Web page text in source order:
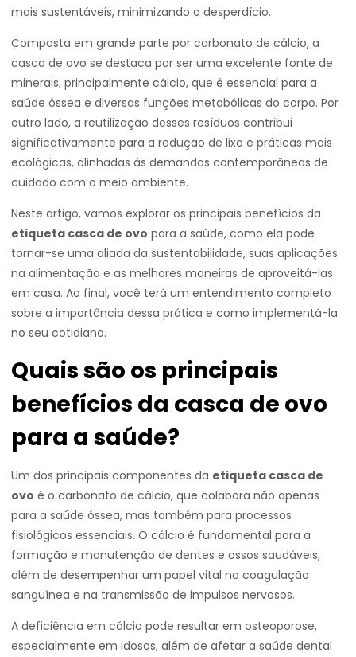
mais sustentáveis, minimizando o desperdício.
Composta em grande parte por carbonato de cálcio, a
casca de ovo se destaca por ser uma excelente fonte de
minerais, principalmente cálcio, que é essencial para a
saúde óssea e diversas funções metabólicas do corpo. Por
outro lado, a reutilização desses resíduos contribui
significativamente para a redução de lixo e práticas mais
ecológicas, alinhadas às demandas contemporâneas de
cuidado com o meio ambiente.
Neste artigo, vamos explorar os principais benefícios da
etiqueta casca de ovo para a saúde, como ela pode
tornar-se uma aliada da sustentabilidade, suas aplicações
na alimentação e as melhores maneiras de aproveitá-las
em casa. Ao final, você terá um entendimento completo
sobre a importância dessa prática e como implementá-la
no seu cotidiano.
Quais são os principais
benefícios da casca de ovo
para a saúde?
Um dos principais componentes da etiqueta casca de
ovo é o carbonato de cálcio, que colabora não apenas
para a saúde óssea, mas também para processos
fisiológicos essenciais. O cálcio é fundamental para a
formação e manutenção de dentes e ossos saudáveis,
além de desempenhar um papel vital na coagulação
sanguínea e na transmissão de impulsos nervosos.
A deficiência em cálcio pode resultar em osteoporose,
especialmente em idosos, além de afetar a saúde dental